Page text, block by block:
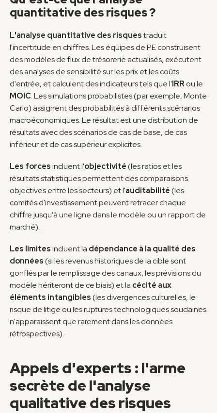
quantitative des risques ?
L'analyse quantitative des risques traduit
l'incertitude en chiffres. Les équipes de PE construisent
des modèles de flux de trésorerie actualisés, exécutent
des analyses de sensibilité sur les prix et les coûts
d'entrée, et calculent des indicateurs tels que l'IRR
MOIC. Les simulations probabilistes (par exemple, Monte
Carlo) assignent des probabilités à différents scénarios
macroéconomiques. Le résultat est une distribution de
résultats avec des scénarios de cas de base, de cas
inférieur et de cas supérieur explicites.
Les forces incluent l'objectivité (les ratios et les
résultats statistiques permettent des comparaisons
objectives entre les secteurs) et l'auditabilité (les
comités d'investissement peuvent retracer chaque
chiffre jusqu'à une ligne dans le modèle ou un rapport de
marché).
Les limites incluent la dépendance à la qualité des
données (si les revenus historiques de la cible sont
gonflés par le remplissage des canaux, les prévisions du
modèle hériteront de ce biais) et la cécité aux
éléments intangibles (les divergences culturelles, le
risque de litige ou les ruptures technologiques soudaines
n'apparaissent que rarement dans les données
rétrospectives).
Appels d'experts : l'arme
secrète de l'analyse
qualitative des risques